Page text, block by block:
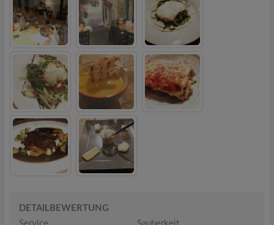
DETAILBEWERTUNG